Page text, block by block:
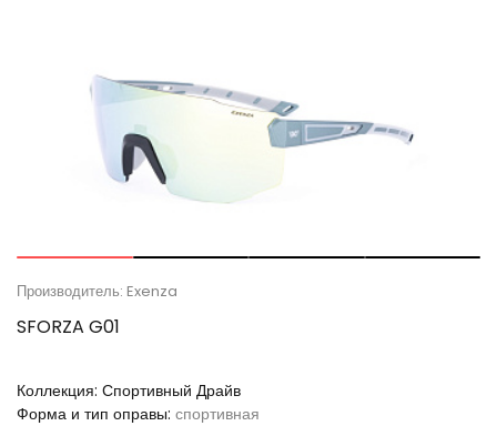
Производитель: Exenza
SFORZA G01
Коллекция: Спортивный Драйв
Форма и тип оправы: спортивная